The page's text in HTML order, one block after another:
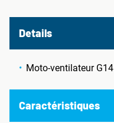
Details
Moto-ventilateur G14
Caractéristiques